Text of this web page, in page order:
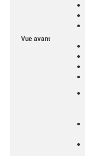
Vue avant